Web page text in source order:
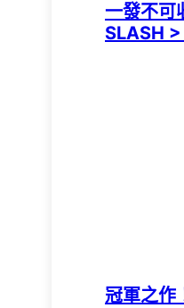
一發不可
SLASH >
冠軍之作